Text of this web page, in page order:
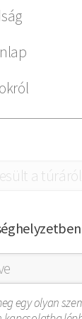
egy olyan